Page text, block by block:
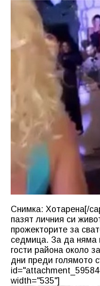
Снимка: Хотарена[/
пазят личния си
прожекторите за
седмица. За да няма
гости района около
дни преди голямото
width="535"]